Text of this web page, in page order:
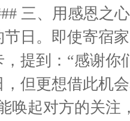
三、用感恩之
日。即使寄宿
提到：“感谢你
但更想借此机
唤起对方的关注